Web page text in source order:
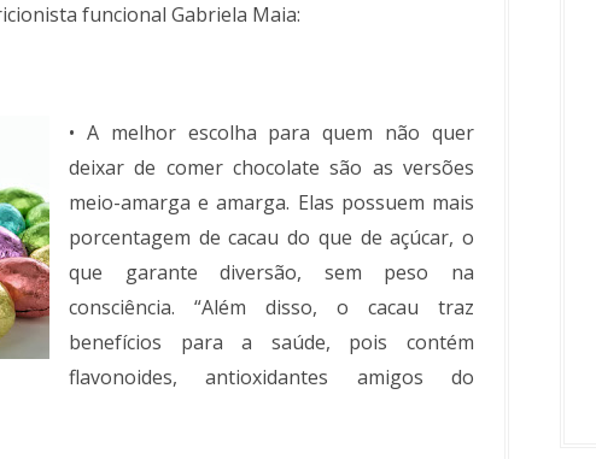
funcional Gabriela Maia:
• A melhor escolha para quem não quer
deixar de comer chocolate são as versões
meio-amarga e amarga. Elas possuem mais
porcentagem de cacau do que de açúcar, o
que garante diversão, sem peso na
consciência. “Além disso, o cacau traz
benefícios para a saúde, pois contém
flavonoides, antioxidantes amigos do